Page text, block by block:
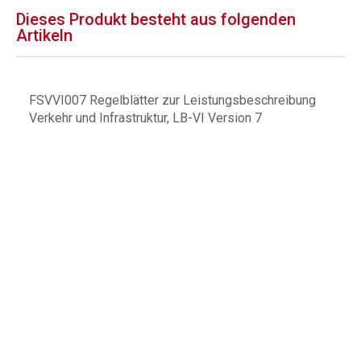
Dieses Produkt besteht aus folgenden
Artikeln
FSVVI007 Regelblätter zur Leistungsbeschreibung
Verkehr und Infrastruktur, LB-VI Version 7